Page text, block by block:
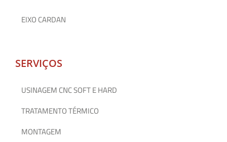
EIXO CARDAN
SERVIÇOS
USINAGEM CNC SOFT E HARD
TRATAMENTO TÉRMICO
MONTAGEM